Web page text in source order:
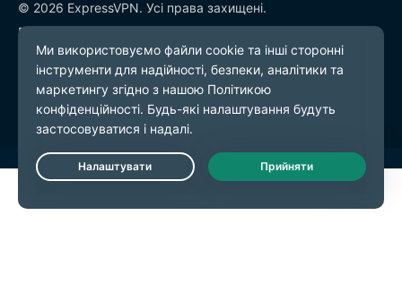
© 2026 ExpressVPN. Усі права захищені.
Політика конфіденційності
Умови надання послуг
Налаштування файлів cookie
Live Chat